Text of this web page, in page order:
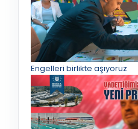
Engelleri birlikte aşıyoruz